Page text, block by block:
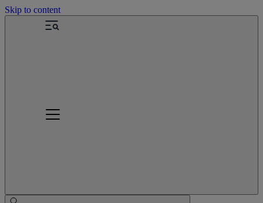
Skip to content